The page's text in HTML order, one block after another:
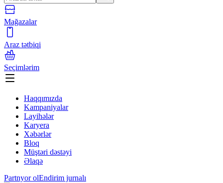
Mağazalar
Araz tətbiqi
Seçimlərim
Haqqımızda
Kampaniyalar
Layihələr
Karyera
Xəbərlər
Bloq
Müştəri dəstəyi
Əlaqə
Partnyor olEndirim jurnalı